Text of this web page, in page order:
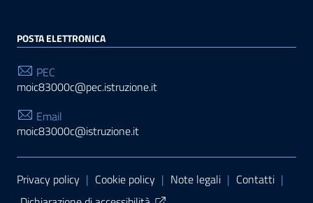
POSTA ELETTRONICA
PEC
moic83000c@pec.istruzione.it
Email
moic83000c@istruzione.it
Sezione Link Utili
Privacy policy | Cookie policy | Note legali | Contatti |